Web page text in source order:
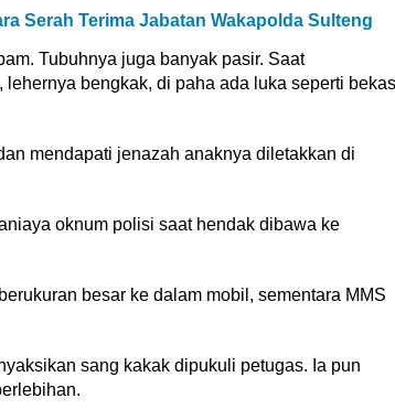
Serah Terima Jabatan Wakapolda Sulteng
Tubuhnya juga banyak pasir. Saat
bengkak, di paha ada luka seperti bekas
mendapati jenazah anaknya diletakkan di
oknum polisi saat hendak dibawa ke
besar ke dalam mobil, sementara MMS
sang kakak dipukuli petugas. Ia pun